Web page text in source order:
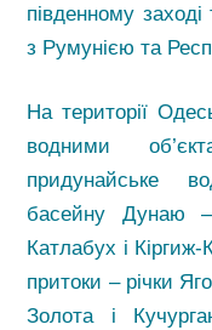
південному
з Румунією та
На території
водними
придунайське
басейну Дунаю
Катлабух і Кіргиж-
притоки – річки
Золота і